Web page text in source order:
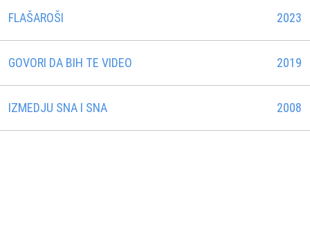
FLAŠAROŠI 2023
GOVORI DA BIH TE VIDEO 2019
IZMEDJU SNA I SNA 2008